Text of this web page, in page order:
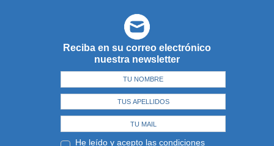
Reciba en su correo electrónico
nuestra newsletter
He leído y acepto las condiciones